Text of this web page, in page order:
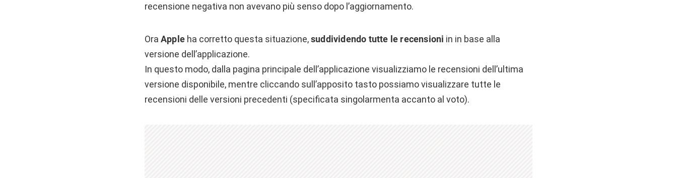
recensione negativa non avevano più senso dopo l’aggiornamento.
Ora Apple ha corretto questa situazione,suddividendo tutte le recensioni in in base alla
versione dell’applicazione.
In questo modo, dalla pagina principale dell’applicazione visualizziamo le recensioni dell’ultima
versione disponibile, mentre cliccando sull’apposito tasto possiamo visualizzare tutte le
recensioni delle versioni precedenti (specificata singolarmenta accanto al voto).